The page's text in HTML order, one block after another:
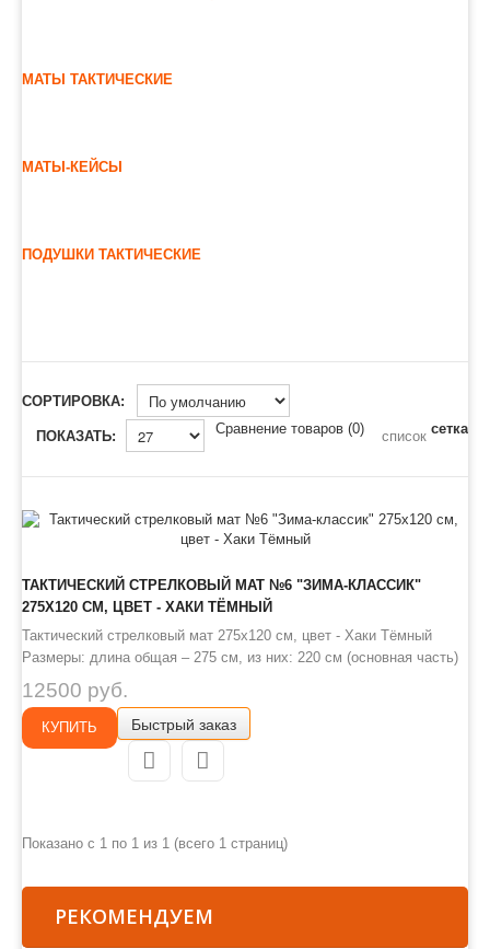
МАТЫ ТАКТИЧЕСКИЕ
МАТЫ-КЕЙСЫ
ПОДУШКИ ТАКТИЧЕСКИЕ
СОРТИРОВКА:
ПОКАЗАТЬ: Сравнение товаров (0) список сетка
ТАКТИЧЕСКИЙ СТРЕЛКОВЫЙ МАТ №6 "ЗИМА-КЛАССИК"
275Х120 СМ, ЦВЕТ - ХАКИ ТЁМНЫЙ
Тактический стрелковый мат 275х120 см, цвет - Хаки Тёмный
Размеры: длина общая – 275 см, из них: 220 см (основная часть)
+ 55 см. (площадка под сошки, упоры). Ширина общая - (в
верхней широкой части) - 120 см, (откидные «крылья» по 30 см), в
ногах - 60 см (основная часть) + по 15 см с каждой стор..
12500 руб.
КУПИТЬ Быстрый заказ
Показано с 1 по 1 из 1 (всего 1 страниц)
РЕКОМЕНДУЕМ